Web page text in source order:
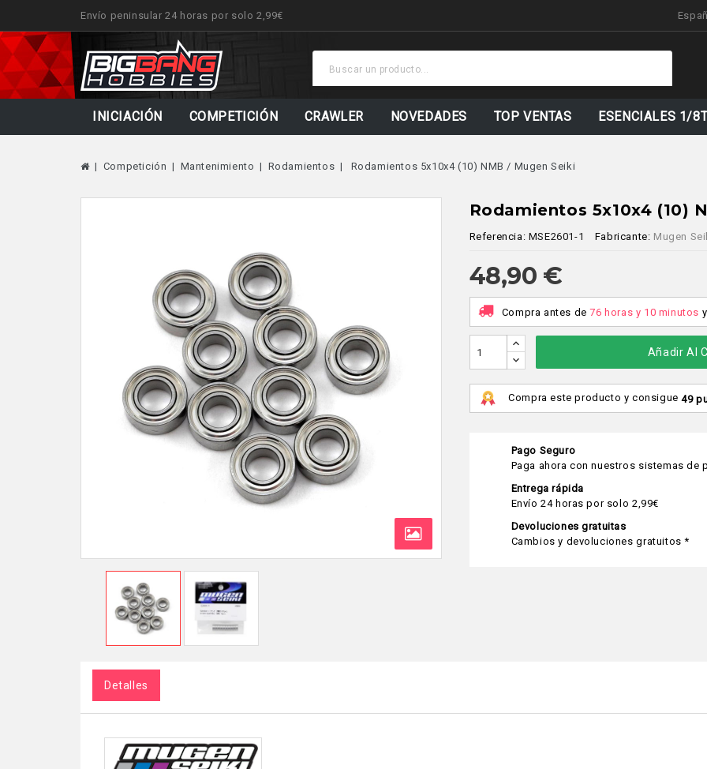
Envío peninsular 24 horas por solo 2,99€
Stock
INICIACIÓN COMPETICIÓN CRAWLER NOVEDADES TOP VENTAS ESENCIALES 1/
Competición Mantenimiento Rodamientos Rodamientos 5x10x4 (10) NMB / Mugen Seiki
Rodamientos 5x10x4 (10)
Referencia: MSE2601-1 Fabricante: Mugen
48,90 €
Compra antes de76 horas y 10 minutos
Añadir Al
Compra este producto y consigue49
Pago Seguro
Paga ahora con nuestros sistemas de
Entrega rápida
Envío 24 horas por solo 2,99€
Devoluciones gratuitas
Cambios y devoluciones gratuitos *
Detalles